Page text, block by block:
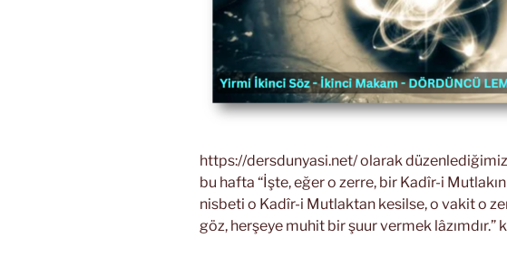
https://dersdunyasi.net/ olarak
bu hafta “İşte, eğer o zerre, bir Kadîr-i
nisbeti o Kadîr-i Mutlaktan kesilse, o vakit o
göz, herşeye muhit bir şuur vermek